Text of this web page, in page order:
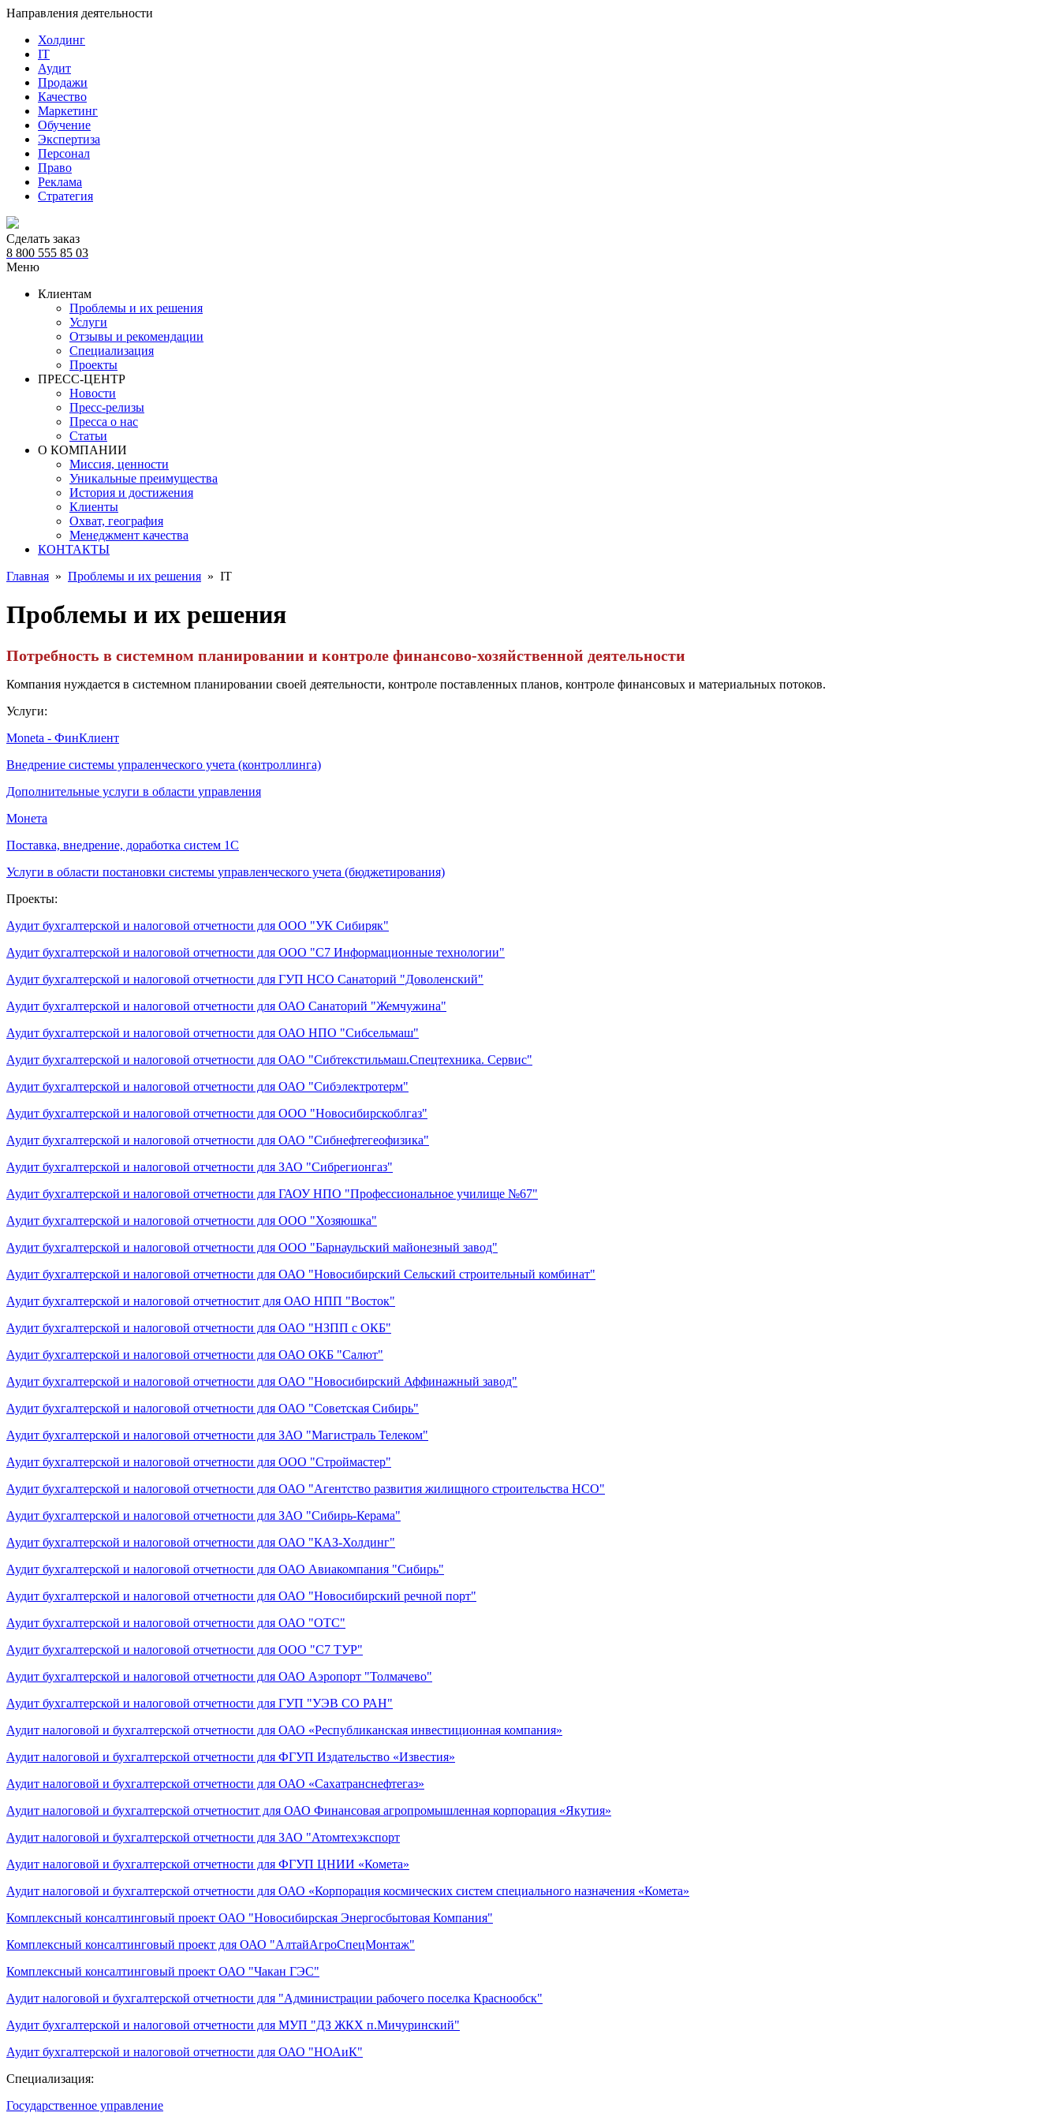
Направления деятельности
Холдинг
IT
Аудит
Продажи
Качество
Маркетинг
Обучение
Экспертиза
Персонал
Право
Реклама
Стратегия
Сделать заказ
8 800 555 85 03
Меню
Клиентам
Проблемы и их решения
Услуги
Отзывы и рекомендации
Специализация
Проекты
ПРЕСС-ЦЕНТР
Новости
Пресс-релизы
Пресса о нас
Статьи
О КОМПАНИИ
Миссия, ценности
Уникальные преимущества
История и достижения
Клиенты
Охват, география
Менеджмент качества
КОНТАКТЫ
Главная » Проблемы и их решения » IT
Проблемы и их решения
Потребность в системном планировании и контроле финансово-хозяйственной деятельности
Компания нуждается в системном планировании своей деятельности, контроле поставленных планов, контроле финансовых и материальных потоков.
Услуги:
Moneta - ФинКлиент
Внедрение системы упраленческого учета (контроллинга)
Дополнительные услуги в области управления
Монета
Поставка, внедрение, доработка систем 1С
Услуги в области постановки системы управленческого учета (бюджетирования)
Проекты:
Аудит бухгалтерской и налоговой отчетности для ООО "УК Сибиряк"
Аудит бухгалтерской и налоговой отчетности для ООО "С7 Информационные технологии"
Аудит бухгалтерской и налоговой отчетности для ГУП НСО Санаторий "Доволенский"
Аудит бухгалтерской и налоговой отчетности для ОАО Санаторий "Жемчужина"
Аудит бухгалтерской и налоговой отчетности для ОАО НПО "Сибсельмаш"
Аудит бухгалтерской и налоговой отчетности для ОАО "Сибтекстильмаш.Спецтехника. Сервис"
Аудит бухгалтерской и налоговой отчетности для ОАО "Сибэлектротерм"
Аудит бухгалтерской и налоговой отчетности для ООО "Новосибирскоблгаз"
Аудит бухгалтерской и налоговой отчетности для ОАО "Сибнефтегеофизика"
Аудит бухгалтерской и налоговой отчетности для ЗАО "Сибрегионгаз"
Аудит бухгалтерской и налоговой отчетности для ГАОУ НПО "Профессиональное училище №67"
Аудит бухгалтерской и налоговой отчетности для ООО "Хозяюшка"
Аудит бухгалтерской и налоговой отчетности для ООО "Барнаульский майонезный завод"
Аудит бухгалтерской и налоговой отчетности для ОАО "Новосибирский Сельский строительный комбинат"
Аудит бухгалтерской и налоговой отчетностит для ОАО НПП "Восток"
Аудит бухгалтерской и налоговой отчетности для ОАО "НЗПП с ОКБ"
Аудит бухгалтерской и налоговой отчетности для ОАО ОКБ "Салют"
Аудит бухгалтерской и налоговой отчетности для ОАО "Новосибирский Аффинажный завод"
Аудит бухгалтерской и налоговой отчетности для ОАО "Советская Сибирь"
Аудит бухгалтерской и налоговой отчетности для ЗАО "Магистраль Телеком"
Аудит бухгалтерской и налоговой отчетности для ООО "Строймастер"
Аудит бухгалтерской и налоговой отчетности для ОАО "Агентство развития жилищного строительства НСО"
Аудит бухгалтерской и налоговой отчетности для ЗАО "Сибирь-Керама"
Аудит бухгалтерской и налоговой отчетности для ОАО "КАЗ-Холдинг"
Аудит бухгалтерской и налоговой отчетности для ОАО Авиакомпания "Сибирь"
Аудит бухгалтерской и налоговой отчетности для ОАО "Новосибирский речной порт"
Аудит бухгалтерской и налоговой отчетности для ОАО "ОТС"
Аудит бухгалтерской и налоговой отчетности для ООО "С7 ТУР"
Аудит бухгалтерской и налоговой отчетности для ОАО Аэропорт "Толмачево"
Аудит бухгалтерской и налоговой отчетности для ГУП "УЭВ СО РАН"
Аудит налоговой и бухгалтерской отчетности для ОАО «Республиканская инвестиционная компания»
Аудит налоговой и бухгалтерской отчетности для ФГУП Издательство «Известия»
Аудит налоговой и бухгалтерской отчетности для ОАО «Сахатранснефтегаз»
Аудит налоговой и бухгалтерской отчетностит для ОАО Финансовая агропромышленная корпорация «Якутия»
Аудит налоговой и бухгалтерской отчетности для ЗАО "Атомтехэкспорт
Аудит налоговой и бухгалтерской отчетности для ФГУП ЦНИИ «Комета»
Аудит налоговой и бухгалтерской отчетности для ОАО «Корпорация космических систем специального назначения «Комета»
Комплексный консалтинговый проект ОАО "Новосибирская Энергосбытовая Компания"
Комплексный консалтинговый проект для ОАО "АлтайАгроСпецМонтаж"
Комплексный консалтинговый проект ОАО "Чакан ГЭС"
Аудит налоговой и бухгалтерской отчетности для "Администрации рабочего поселка Краснообск"
Аудит бухгалтерской и налоговой отчетности для МУП "ДЗ ЖКХ п.Мичуринский"
Аудит бухгалтерской и налоговой отчетности для ОАО "НОАиК"
Специализация:
Государственное управление